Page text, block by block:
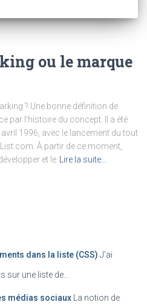
ou le marque
? Une bonne définition de
par l’histoire du concept. Il a été
1996, avec le lancement du tout
À partir de ce moment,
et le
Lire la suite…
dans la liste (CSS) J'ai
sur une liste de…
médias sociaux La notion de